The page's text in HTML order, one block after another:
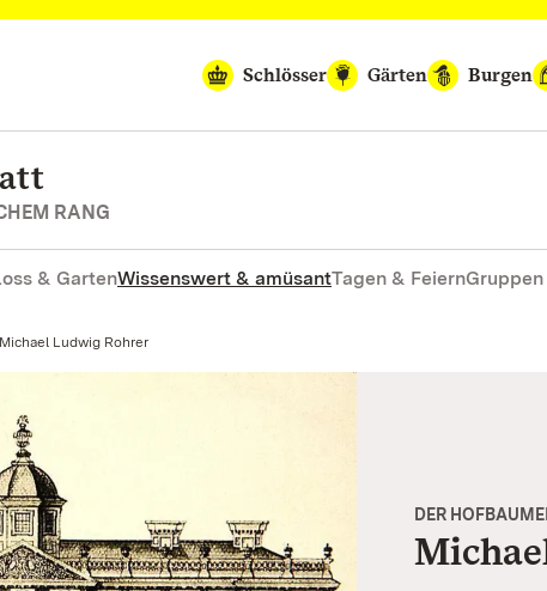
Schlösser
Gärten Burgen
RANG
& GartenWissenswert & amüsantTagen & Feiern
Aktuell:
Michael Ludwig Rohrer
DER